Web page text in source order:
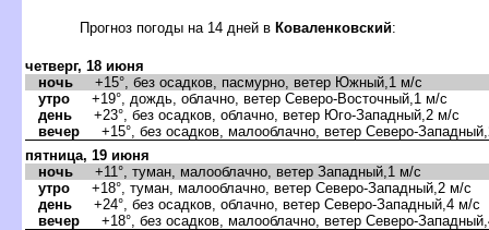
Прогноз погоды на 14 дней Коваленковский:
четверг, 18 июня
ночь +15°, без осадков, пасмурно, ветер Южный,1 м/с
утро +19°, дождь, облачно, ветер Северо-Восточный,1 м/с
день +23°, без осадков, облачно, ветер Юго-Западный,2 м/с
ечер +15°, без осадков, малооблачно, ветер Северо-
пятница, 19 июня
ночь +11°, туман, малооблачно, ветер Западный,1 м/с
утро +18°, туман, малооблачно, ветер Северо-Западный,2 м/с
день +24°, без осадков, облачно, ветер Северо-Западный,4 м/с
ечер +18°, без осадков, малооблачно, ветер Северо-